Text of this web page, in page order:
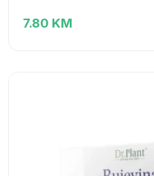
7.80 KM